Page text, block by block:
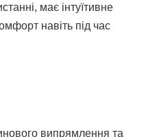
має інтуїтивне
навіть під час
випрямлення та